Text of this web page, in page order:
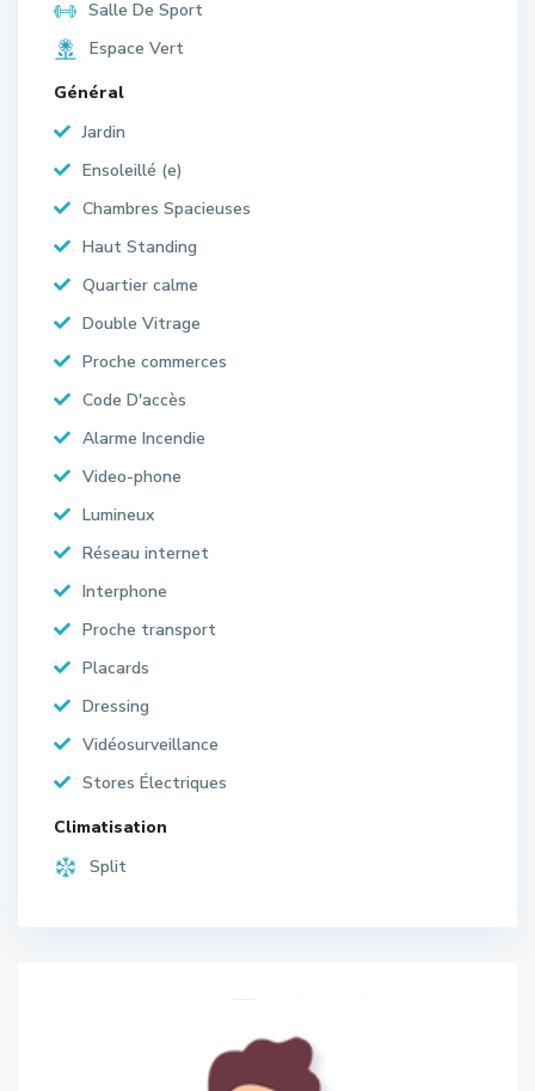
Salle De Sport
Espace Vert
Général
Jardin
Ensoleillé (e)
Chambres Spacieuses
Haut Standing
Quartier calme
Double Vitrage
Proche commerces
Code D'accès
Alarme Incendie
Video-phone
Lumineux
Réseau internet
Interphone
Proche transport
Placards
Dressing
Vidéosurveillance
Stores Électriques
Climatisation
Split